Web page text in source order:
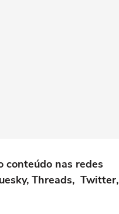
conteúdo nas redes
Threads, Twitter,